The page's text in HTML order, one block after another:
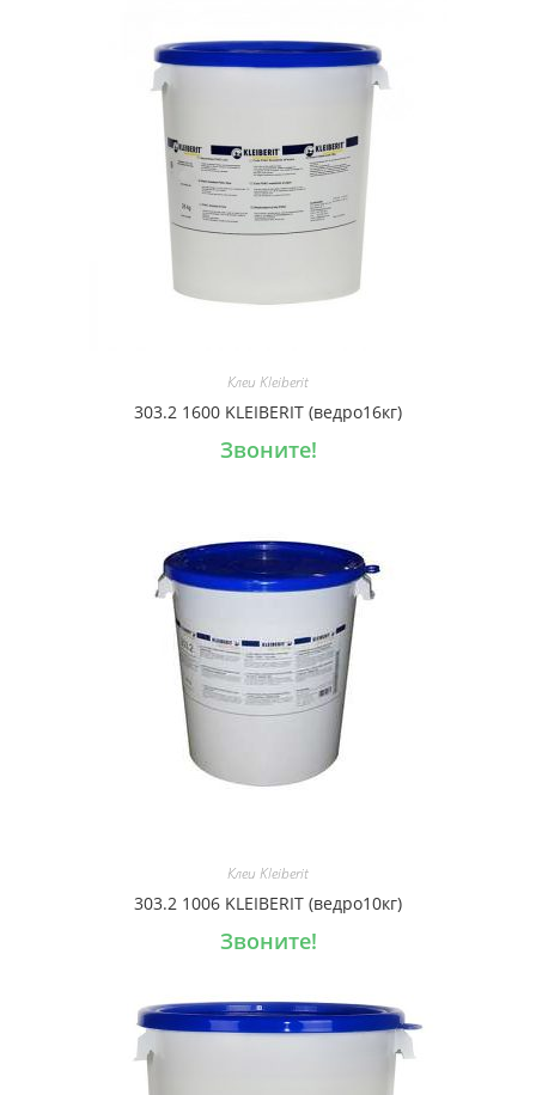
Клеи Kleiberit
303.2 1600 KLEIBERIT (ведро16кг)
Звоните!
Клеи Kleiberit
303.2 1006 KLEIBERIT (ведро10кг)
Звоните!